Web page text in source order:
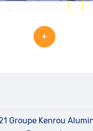
+
Groupe Kenrou